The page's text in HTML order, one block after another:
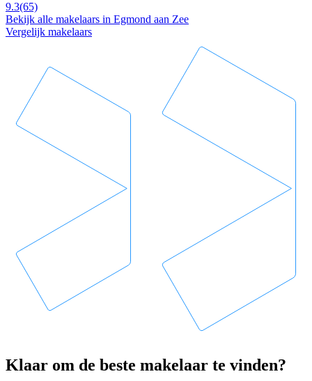
9.3(65)
Bekijk alle makelaars in Egmond aan Zee
Vergelijk makelaars
Klaar om de beste makelaar te vinden?